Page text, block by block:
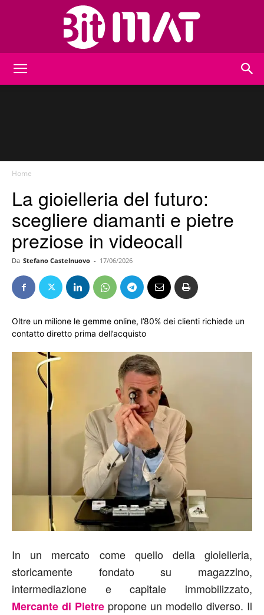
Home
La gioielleria del futuro:
scegliere diamanti e pietre
preziose in videocall
Da Stefano Castelnuovo - 17/06/2026
Oltre un milione le gemme online, l’80% dei clienti richiede un
contatto diretto prima dell’acquisto
In un mercato come quello della gioielleria,
storicamente fondato su magazzino,
intermediazione e capitale immobilizzato,
Mercante di Pietre propone un modello diverso. Il